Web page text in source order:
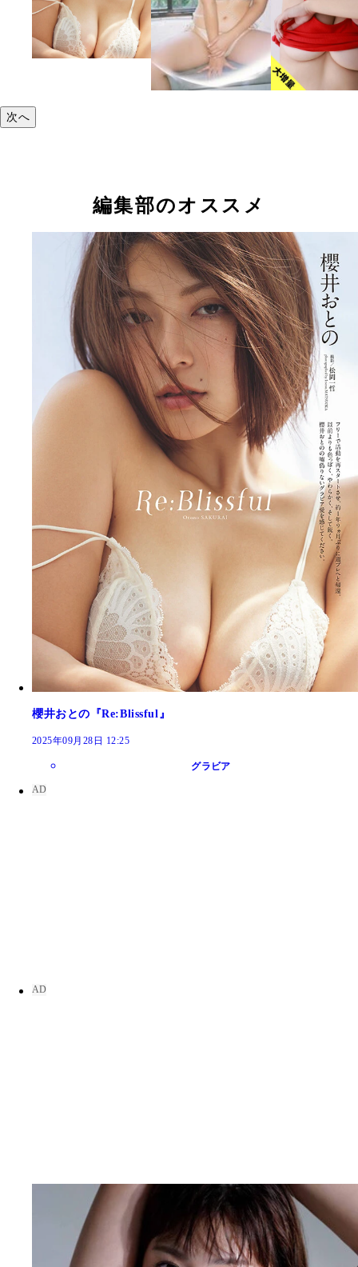
次へ
編集部のオススメ
櫻井おとの『Re:Blissful』
2025年09月28日 12:25
グラビア